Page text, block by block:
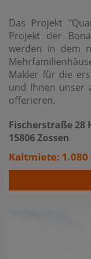
Das Projekt
Projekt der
werden in dem
Makler für die
und Ihnen unser
offerieren.
Fischerstraße 28
15806 Zossen
Kaltmiete: 1.080